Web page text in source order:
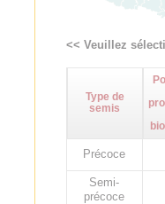
<< Veuillez
Type de
semis
Précoce
Semi-
précoce